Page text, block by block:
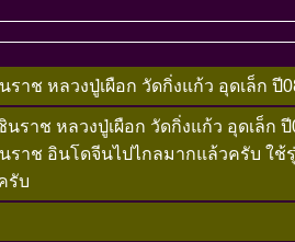
าช หลวงปู่เผือก วัดกิ่งแก้ว อุดเล็ก ปี
ราช หลวงปู่เผือก วัดกิ่งแก้ว อุดเล็ก
ราช อินโดจีนไปไกลมากแล้วครับ ใ
รับ